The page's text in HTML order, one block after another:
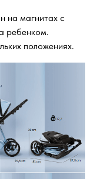
на магнитах с
ребенком.
положениях.